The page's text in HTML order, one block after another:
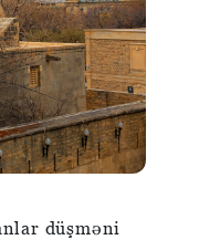
düşməni